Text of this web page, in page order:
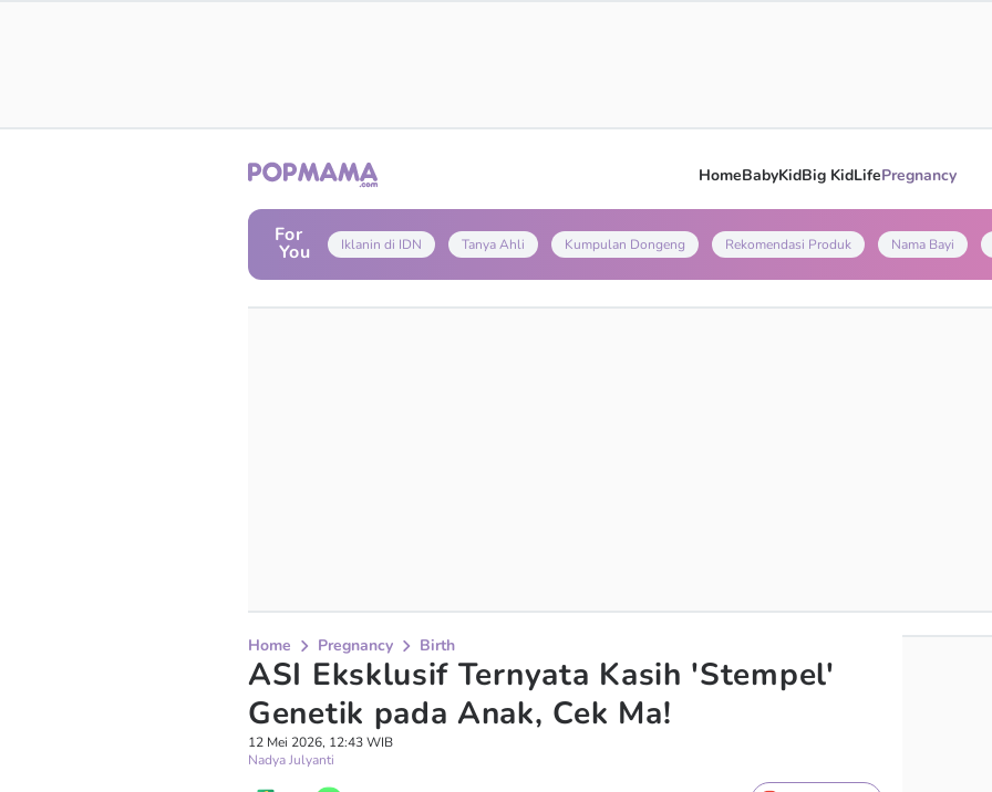
HomeBabyKidBig KidLifePregnancy
For
You Iklanin di IDN Tanya Ahli Kumpulan Dongeng Rekomendasi Produk Nama Bayi
Home Pregnancy Birth
ASI Eksklusif Ternyata Kasih 'Stempel'
Genetik pada Anak, Cek Ma!
12 Mei 2026, 12:43 WIB
Nadya Julyanti